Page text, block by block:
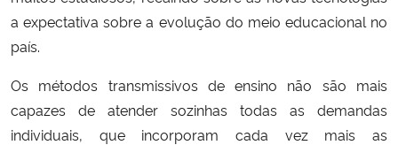
Secretaria-Geral
Gabinete de Segurança Institucional
a expectativa sobre a evolução do meio educacional no
país.
Os métodos transmissivos de ensino não são mais
capazes de atender sozinhas todas as demandas
individuais, que incorporam cada vez mais as